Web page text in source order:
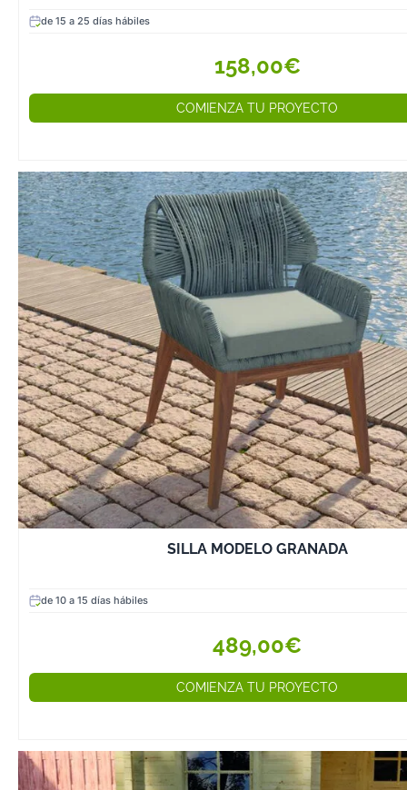
de 15 a 25 días hábiles
158,00€
COMIENZA TU PROYECTO
SILLA MODELO GRANADA
de 10 a 15 días hábiles
489,00€
COMIENZA TU PROYECTO